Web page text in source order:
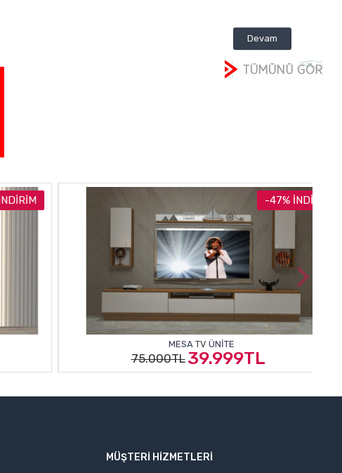
Devam
-47% İNDIRIM
MESA TV ÜNITE
75.000TL39.999TL
MÜŞTERI HIZMETLERI